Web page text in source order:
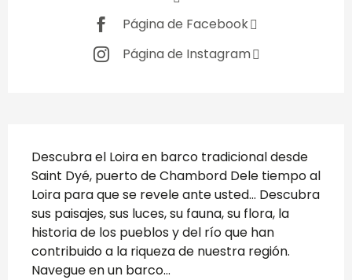
Página de Facebook
Página de Instagram
Descripción
Descubra el Loira en barco tradicional desde
Saint Dyé, puerto de Chambord Dele tiempo al
Loira para que se revele ante usted... Descubra
sus paisajes, sus luces, su fauna, su flora, la
historia de los pueblos y del río que han
contribuido a la riqueza de nuestra región.
Navegue en un barco...